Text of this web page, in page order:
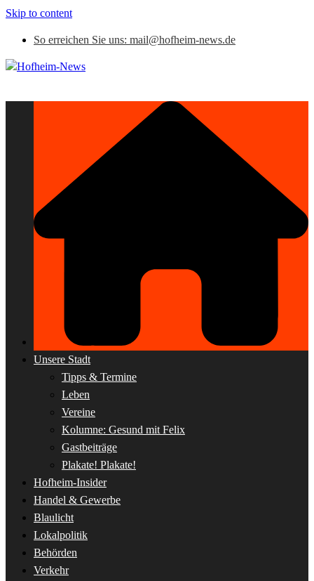
Skip to content
So erreichen Sie uns: mail@hofheim-news.de
Unsere Stadt
Tipps & Termine
Leben
Vereine
Kolumne: Gesund mit Felix
Gastbeiträge
Plakate! Plakate!
Hofheim-Insider
Handel & Gewerbe
Blaulicht
Lokalpolitik
Behörden
Verkehr